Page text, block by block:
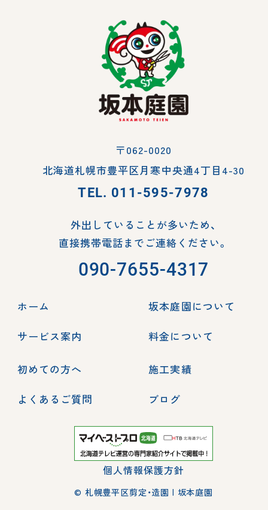
〒062-0020
北海道札幌市豊平区月寒中央通4丁目4-30
TEL. 011-595-7978
外出していることが多いため、
直接携帯電話までご連絡ください。
090-7655-4317
ホーム
坂本庭園について
サービス案内
料金について
初めての方へ
施工実績
よくあるご質問
ブログ
個人情報保護方針
© 札幌豊平区剪定・造園 | 坂本庭園